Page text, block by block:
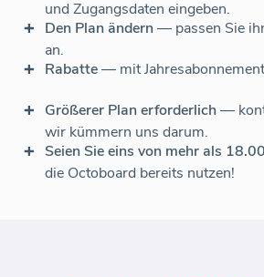
und Zugangsdaten eingeben.
Den Plan ändern— passen Sie
an.
Rabatte— mit
Größerer Plan erforderlich—
wir kümmern uns darum.
Seien Sie eins von mehr als
die Octoboard bereits nutzen!